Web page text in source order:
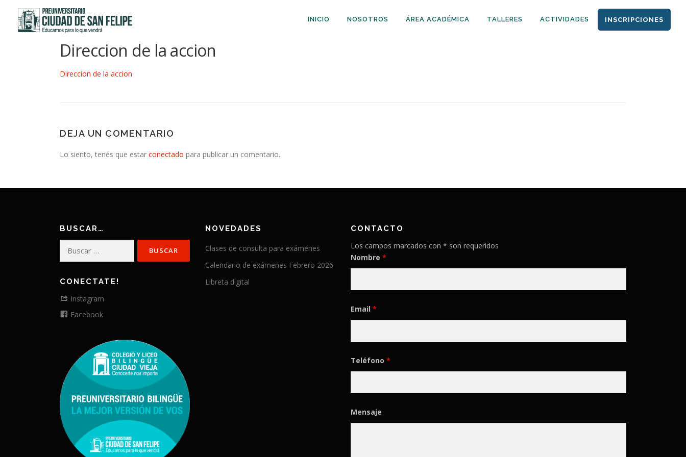
contenido
INICIO NOSOTROS ÁREA ACADÉMICA TALLERES ACTIVIDADES INSCRIPCIONES
Direccion de la accion
Direccion de la accion
DEJA UN COMENTARIO
Lo siento, tenés que estar conectado para publicar un comentario.
BUSCAR…
CONECTATE!
Instagram
Facebook
NOVEDADES
Clases de consulta para exámenes
Calendario de exámenes Febrero 2026
Libreta digital
CONTACTO
Los campos marcados con * son requeridos
Nombre *
Email *
Teléfono *
Mensaje